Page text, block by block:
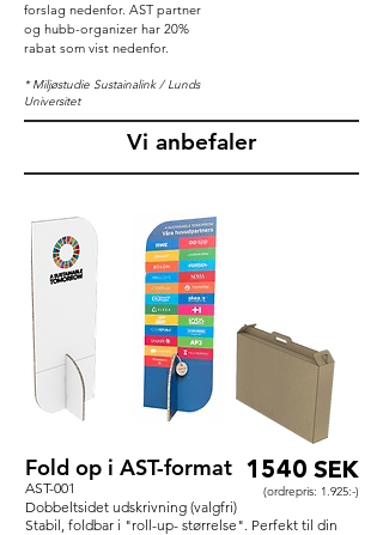
forslag nedenfor. AST partner
og hubb-organizer har 20%
rabat som vist nedenfor.
* Miljøstudie Sustainalink / Lunds
Universitet
Vi anbefaler
Fold op i AST-format
AST-001
Dobbeltsidet udskrivning (valgfri)
Stabil, foldbar i "roll-up- størrelse". Perfekt til din
1540 SEK
(ordrepris: 1.925:-)